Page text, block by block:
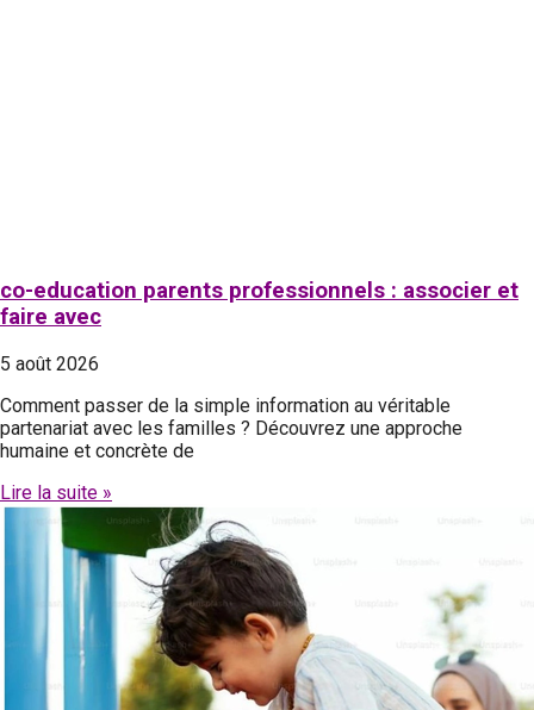
co-education parents professionnels : associer et
faire avec
5 août 2026
Comment passer de la simple information au véritable
partenariat avec les familles ? Découvrez une approche
humaine et concrète de
Lire la suite »